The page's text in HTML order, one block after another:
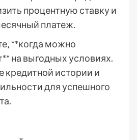
процентную ставку и
платеж.
**когда можно
на выгодных условиях.
кредитной истории и
для успешного